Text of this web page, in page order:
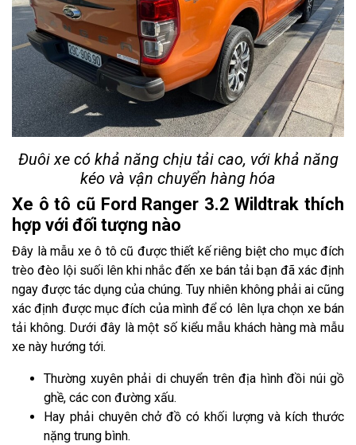
Đuôi xe có khả năng chịu tải cao, với khả năng
kéo và vận chuyển hàng hóa
Xe ô tô cũ Ford Ranger 3.2 Wildtrak thích
hợp với đối tượng nào
Đây là mẫu xe ô tô cũ được thiết kế riêng biệt cho mục đích
trèo đèo lội suối lên khi nhắc đến xe bán tải bạn đã xác định
ngay được tác dụng của chúng. Tuy nhiên không phải ai cũng
xác định được mục đích của mình để có lên lựa chọn xe bán
tải không. Dưới đây là một số kiểu mẫu khách hàng mà mẫu
xe này hướng tới.
Thường xuyên phải di chuyển trên địa hình đồi núi gồ
ghề, các con đường xấu.
Hay phải chuyên chở đồ có khối lượng và kích thước
nặng trung bình.